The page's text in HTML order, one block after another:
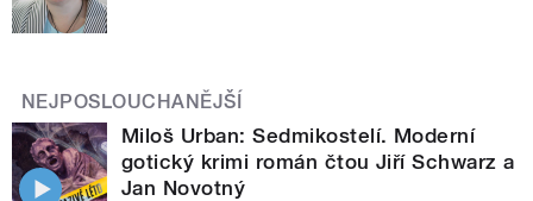
NEJPOSLOUCHANĚJŠÍ
Miloš Urban: Sedmikostelí. Moderní
gotický krimi román čtou Jiří Schwarz a
Jan Novotný